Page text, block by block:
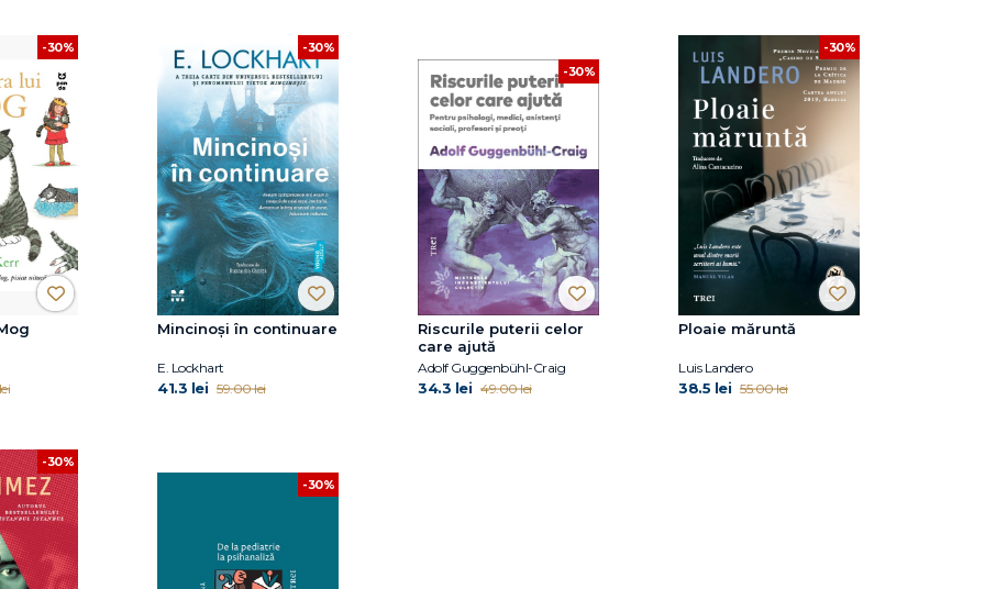
-30% -30%
Mincinoși în continuare
E. Lockhart
41.3 lei 59.00 lei
-30%
Riscurile puterii celor
care ajută
Adolf Guggenbühl-Craig
34.3 lei 49.00 lei
-30%
Ploaie măruntă
Luis Landero
38.5 lei 55.00 lei
-30%
-30%